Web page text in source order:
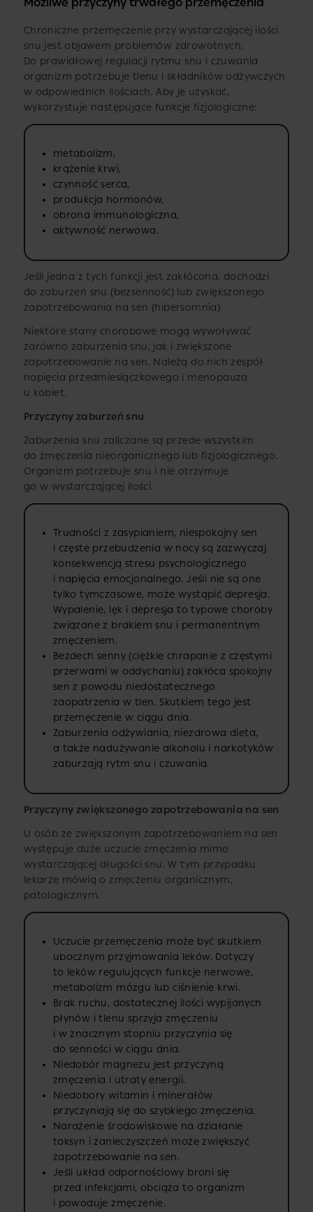
Chroniczne przemęczenie przy wystarczającej ilości
snu jest objawem problemów zdrowotnych.
Do prawidłowej regulacji rytmu snu i czuwania
organizm potrzebuje tlenu i składników odżywczych
w odpowiednich ilościach. Aby je uzyskać,
wykorzystuje następujące funkcje fizjologiczne:
metabolizm,
krążenie krwi,
czynność serca,
produkcja hormonów,
obrona immunologiczna,
aktywność nerwowa.
Jeśli jedna z tych funkcji jest zakłócona, dochodzi
do zaburzeń snu (bezsenność) lub zwiększonego
zapotrzebowania na sen (hipersomnia).
Niektóre stany chorobowe mogą wywoływać
zarówno zaburzenia snu, jak i zwiększone
zapotrzebowanie na sen. Należą do nich zespół
napięcia przedmiesiączkowego i menopauza
u kobiet.
Przyczyny zaburzeń snu
Zaburzenia snu zaliczane są przede wszystkim
do zmęczenia nieorganicznego lub fizjologicznego.
Organizm potrzebuje snu i nie otrzymuje
go w wystarczającej ilości.
Trudności z zasypianiem, niespokojny sen
i częste przebudzenia w nocy są zazwyczaj
konsekwencją stresu psychologicznego
i napięcia emocjonalnego. Jeśli nie są one
tylko tymczasowe, może wystąpić depresja.
Wypalenie, lęk i depresja to typowe choroby
związane z brakiem snu i permanentnym
zmęczeniem.
Bezdech senny (ciężkie chrapanie z częstymi
przerwami w oddychaniu) zakłóca spokojny
sen z powodu niedostatecznego
zaopatrzenia w tlen. Skutkiem tego jest
przemęczenie w ciągu dnia.
Zaburzenia odżywiania, niezdrowa dieta,
a także nadużywanie alkoholu i narkotyków
zaburzają rytm snu i czuwania.
Przyczyny zwiększonego zapotrzebowania na sen
U osób ze zwiększonym zapotrzebowaniem na sen
występuje duże uczucie zmęczenia mimo
wystarczającej długości snu. W tym przypadku
lekarze mówią o zmęczeniu organicznym,
patologicznym.
Uczucie przemęczenia może być skutkiem
ubocznym przyjmowania leków. Dotyczy
to leków regulujących funkcje nerwowe,
metabolizm mózgu lub ciśnienie krwi.
Brak ruchu, dostatecznej ilości wypijanych
płynów i tlenu sprzyja zmęczeniu
i w znacznym stopniu przyczynia się
do senności w ciągu dnia.
Niedobór magnezu jest przyczyną
zmęczenia i utraty energii.
Niedobory witamin i minerałów
przyczyniają się do szybkiego zmęczenia.
Narażenie środowiskowe na działanie
toksyn i zanieczyszczeń może zwiększyć
zapotrzebowanie na sen.
Jeśli układ odpornościowy broni się
przed infekcjami, obciąża to organizm
i powoduje zmęczenie.